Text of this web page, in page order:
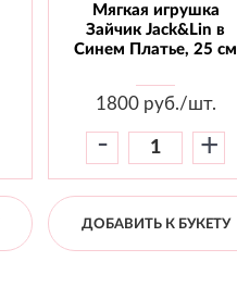
Мягкая игрушка
Зайчик Jack&Lin в
Синем Платье, 25 см
1800руб./шт.
- +
ДОБАВИТЬ К БУКЕТУ